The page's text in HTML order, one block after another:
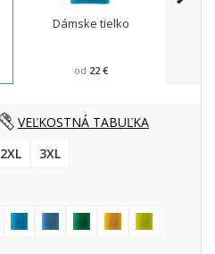
Dámske tielko
od 22 €
VEĽKOSTNÁ TABUĽKA
2XL 3XL